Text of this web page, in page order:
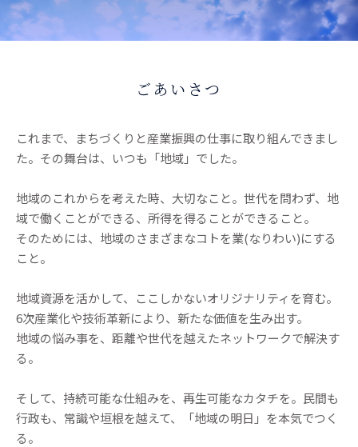
ごあいさつ
これまで、まちづくりと産業振興の仕事に取り組んできまし
た。その舞台は、いつも「地域」でした。
地域のこれからを考えた時、大切なこと。世代を問わず、地
域で働くことができる、所得を得ることができること。
そのためには、地域のさまざまなコトを業(なりわい)にする
こと。
地域資源を活かして、ここしかないオリジナリティを育む。
6次産業化や技術革新により、新たな価値を生み出す。
地域の悩み事を、距離や世代を越えたネットワークで解決す
る。
そして、持続可能な仕組みを、再生可能なカタチを。民間も
行政も、常識や垣根を越えて、「地域の明日」を本気でつく
る。